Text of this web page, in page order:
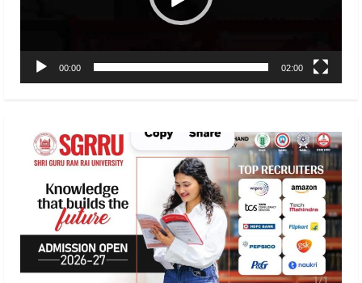
00:00 02:00